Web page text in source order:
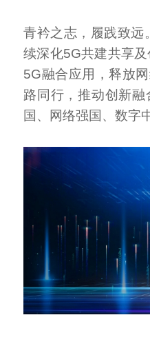
青衿之志，履践致远
续深化5G共建共享
5G融合应用，释放
路同行，推动创新
国、网络强国、数字